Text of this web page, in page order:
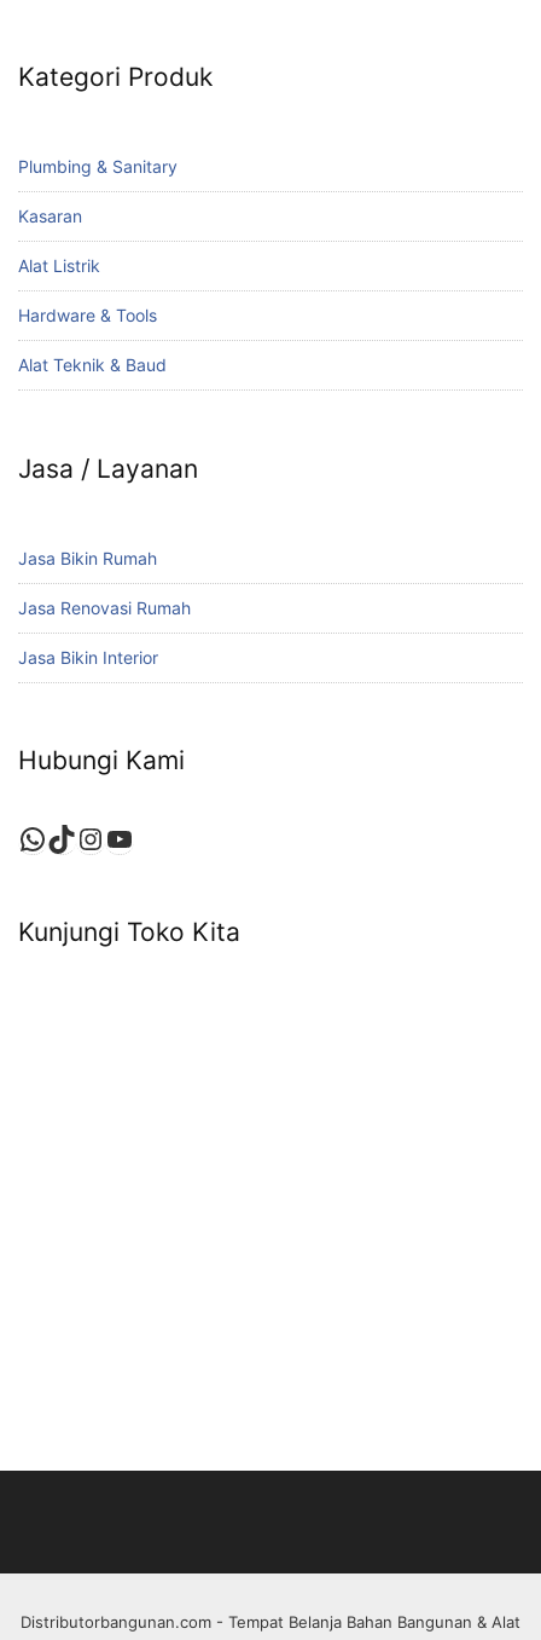
Kategori Produk
Plumbing & Sanitary
Kasaran
Alat Listrik
Hardware & Tools
Alat Teknik & Baud
Jasa / Layanan
Jasa Bikin Rumah
Jasa Renovasi Rumah
Jasa Bikin Interior
Hubungi Kami
WhatsApp
TikTok
Instagram
YouTube
Kunjungi Toko Kita
Distributorbangunan.com - Tempat Belanja Bahan Bangunan & Alat